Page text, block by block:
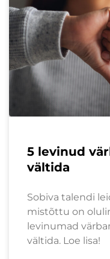
5 levinud
vältida
Sobiva talendi
mistõttu on
levinumad
vältida. Loe lisa!